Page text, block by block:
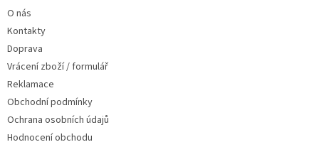
O nás
Kontakty
Doprava
Vrácení zboží / formulář
Reklamace
Obchodní podmínky
Ochrana osobních údajů
Hodnocení obchodu